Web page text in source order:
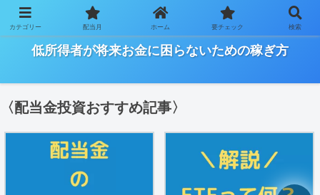
ー「ワーキングプアの将来を明るく」を目指すサイトー
低所得者が将来お金に困らないための稼ぎ方
〈配当金投資おすすめ記事〉
カテゴリー 配当月 ホーム 要チェック 検索